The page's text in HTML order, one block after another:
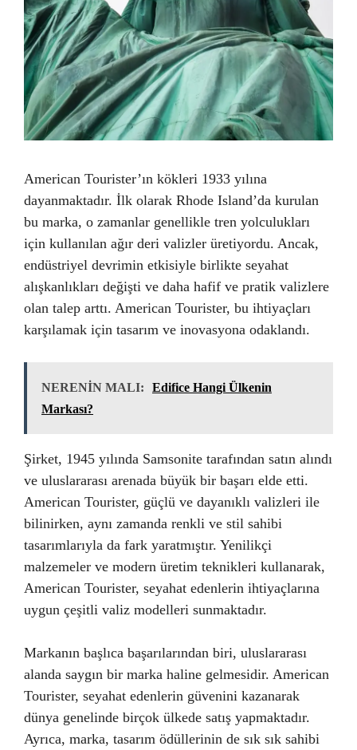
American Tourister’ın kökleri 1933 yılına
dayanmaktadır. İlk olarak Rhode Island’da kurulan
bu marka, o zamanlar genellikle tren yolculukları
için kullanılan ağır deri valizler üretiyordu. Ancak,
endüstriyel devrimin etkisiyle birlikte seyahat
alışkanlıkları değişti ve daha hafif ve pratik valizlere
olan talep arttı. American Tourister, bu ihtiyaçları
karşılamak için tasarım ve inovasyona odaklandı.
NERENİN MALI:
Edifice Hangi Ülkenin
Markası?
Şirket, 1945 yılında Samsonite tarafından satın alındı
ve uluslararası arenada büyük bir başarı elde etti.
American Tourister, güçlü ve dayanıklı valizleri ile
bilinirken, aynı zamanda renkli ve stil sahibi
tasarımlarıyla da fark yaratmıştır. Yenilikçi
malzemeler ve modern üretim teknikleri kullanarak,
American Tourister, seyahat edenlerin ihtiyaçlarına
uygun çeşitli valiz modelleri sunmaktadır.
Markanın başlıca başarılarından biri, uluslararası
alanda saygın bir marka haline gelmesidir. American
Tourister, seyahat edenlerin güvenini kazanarak
dünya genelinde birçok ülkede satış yapmaktadır.
Ayrıca, marka, tasarım ödüllerinin de sık sık sahibi